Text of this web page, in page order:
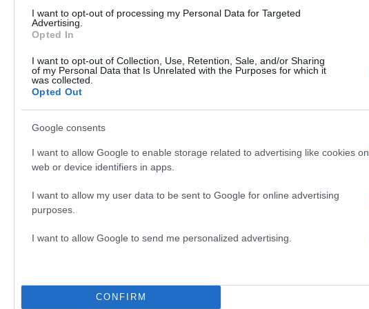
I want to opt-out of processing my Personal Data for Targeted
Advertising.
Opted In
I want to opt-out of Collection, Use, Retention, Sale, and/or Sharing
of my Personal Data that Is Unrelated with the Purposes for which it
was collected.
Opted Out
Google consents
I want to allow Google to enable storage related to advertising like cookies on
web or device identifiers in apps.
I want to allow my user data to be sent to Google for online advertising
purposes.
I want to allow Google to send me personalized advertising.
CONFIRM